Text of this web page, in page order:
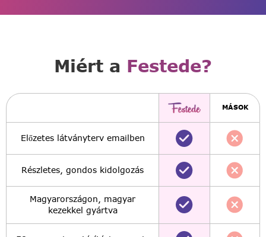
Miért a Festede?
MÁSOK
Előzetes látványterv emailben
Részletes, gondos kidolgozás
Magyarországon, magyar
kezekkel gyártva